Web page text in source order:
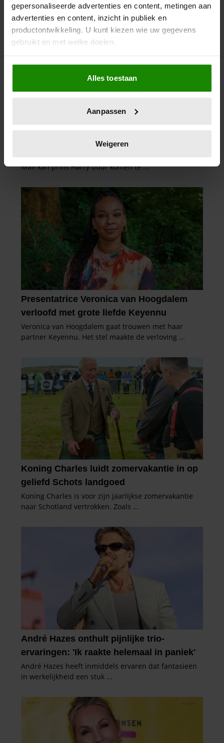
gepersonaliseerde advertenties en content, metingen aan
advertenties en content, inzicht in publiek en
productontwikkeling. U kunt kiezen wie uw gegevens
gebruikt en met welke doelen.
Als u het toestaat, willen we ook graag:
Informatie verzamelen over uw geografische
locatie, die tot een paar meter nauwkeurig kan zijn
scannen op specifieke eigenschappen (fingerprinting)
verwerkt en stel uw voorkeuren in het
intrekken in de Cookieverklaring.
We gebruiken cookies om content en advertenties te
personaliseren, om functies voor social media te bieden
en om ons websiteverkeer te analyseren. Ook delen we
informatie over uw gebruik van onze site met onze
partners voor social media, adverteren en analyse. Deze
partners kunnen deze gegevens combineren met andere
informatie die u aan ze heeft verstrekt of die ze hebben
verzameld op basis van uw gebruik van hun services. U
gaat akkoord met onze cookies als u onze website blijft
gebruiken.
Alles toestaan
Aanpassen
Weigeren